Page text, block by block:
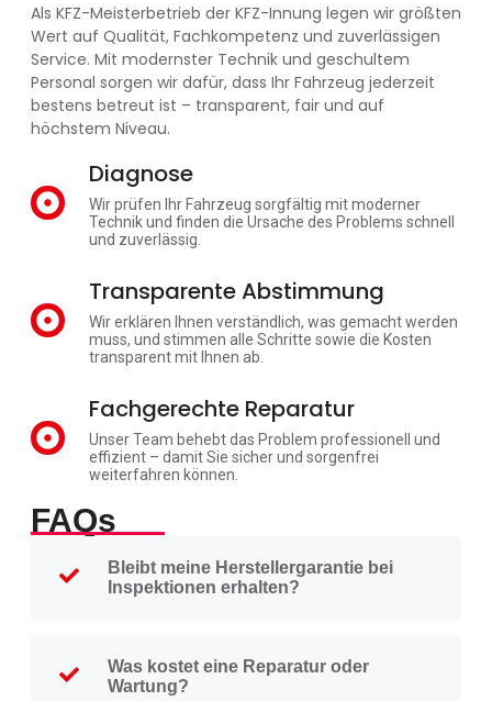
Als KFZ-Meisterbetrieb der KFZ-Innung legen wir größten
Wert auf Qualität, Fachkompetenz und zuverlässigen
Service. Mit modernster Technik und geschultem
Personal sorgen wir dafür, dass Ihr Fahrzeug jederzeit
bestens betreut ist – transparent, fair und auf
höchstem Niveau.
Diagnose
Wir prüfen Ihr Fahrzeug sorgfältig mit moderner
Technik und finden die Ursache des Problems schnell
und zuverlässig.
Transparente Abstimmung
Wir erklären Ihnen verständlich, was gemacht werden
muss, und stimmen alle Schritte sowie die Kosten
transparent mit Ihnen ab.
Fachgerechte Reparatur
Unser Team behebt das Problem professionell und
effizient – damit Sie sicher und sorgenfrei
weiterfahren können.
FAQs
Bleibt meine Herstellergarantie bei
Inspektionen erhalten?
Was kostet eine Reparatur oder
Wartung?